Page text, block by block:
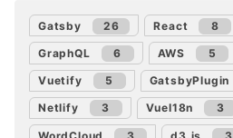
Gatsby 26 React 8
GraphQL 6 AWS 5
Vuetify 5 GatsbyPlugin
Netlify 3 VueI18n 3